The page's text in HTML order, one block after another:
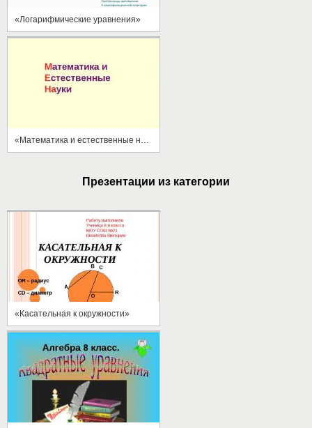
«Логарифмические уравнения»
Презентации из категории
«Касательная к окружности»